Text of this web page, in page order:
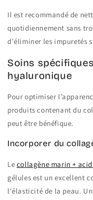
Il est recommandé de
quotidiennement sans
d'éliminer les impuretés
Soins
hyaluronique
Pour optimiser
produits contenant du
peut être bénéfique.
Incorporer du
Le collagène marin +
gélules est un excellent
l'élasticité de la peau.